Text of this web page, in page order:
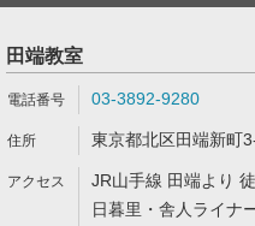
田端教室
03-3892-9280
東京都北区田端新町
JR山手線 田端より
日暮里・舎人ライナ